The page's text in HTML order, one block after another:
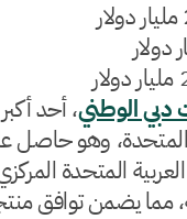
دبي الوطني، أحد
المتحدة، وهو
المتحدة
مما يضمن توافق